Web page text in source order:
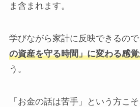
ま含まれます。
学びながら家計に反映できるの
の資産を守る時間」に変わる感
う。
「お金の話は苦手」という方こ